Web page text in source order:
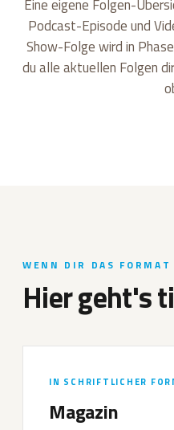
Eine eigene Folgen-
Podcast-Episode und
Show-Folge wird in
du alle aktuellen Folgen
WENN DIR DAS FORMAT
Hier geht's
IN SCHRIFTLICHER
Magazin